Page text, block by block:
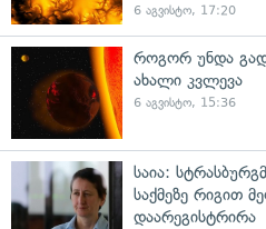
6 აგვისტო, 17:20
როგორ უნდა
ახალი კვლევა
6 აგვისტო, 15:36
საია:
საქმეზე რიგით
დაარეგისტრირა